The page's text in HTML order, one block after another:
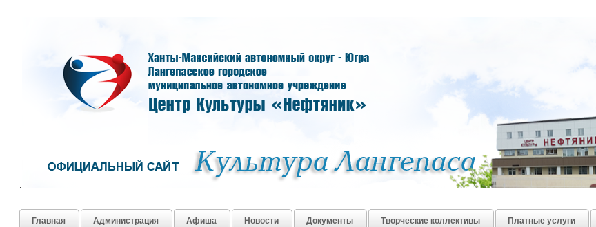
.
Главная Администрация Афиша Новости Документы Творческие коллективы Платные услуги